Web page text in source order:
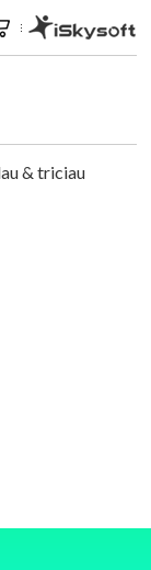
& triciau